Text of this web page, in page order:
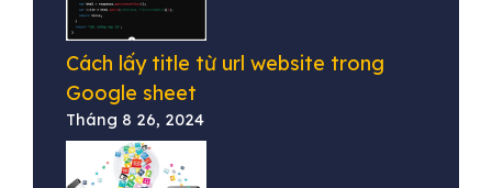
Cách lấy title từ url website trong
Google sheet
Tháng 8 26, 2024